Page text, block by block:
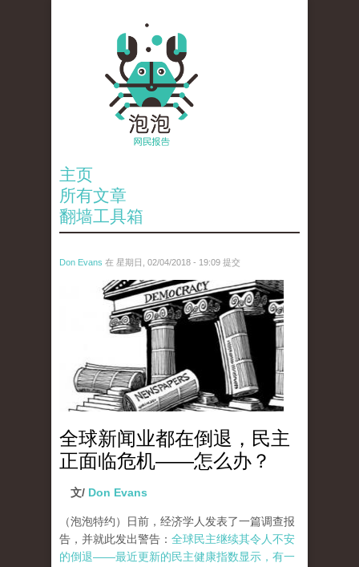
主页
所有文章
翻墙工具箱
Don Evans 在 星期日, 02/04/2018 - 19:09 提交
wechatimg1287.jpeg
全球新闻业都在倒退，民主
正面临危机——怎么办？
文/ Don Evans
（泡泡特约）
日前，经济学人发表了一篇调查报
告，并就此发出警告： 全球民主继续其令人不安
的倒退——最近更新的民主健康指数显示，有一